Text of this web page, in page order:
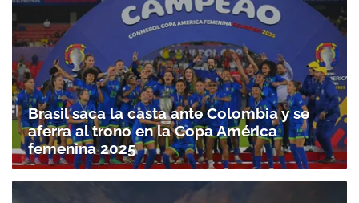
Brasil saca la casta ante Colombia y se
aferra al trono en la Copa América
femenina 2025